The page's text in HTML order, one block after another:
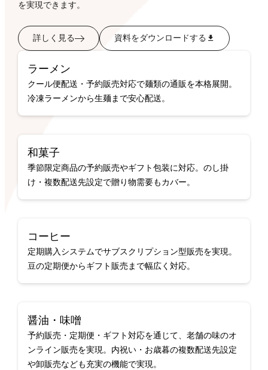
を実現できます。
詳しく見る 資料をダウンロードする
ラーメン
クール便配送・予約販売対応で麺類の通販を本格展開。
冷凍ラーメンから生麺まで安心配送。
和菓子
季節限定商品の予約販売やギフト包装に対応。のし掛
け・複数配送先設定で贈り物需要もカバー。
コーヒー
定期購入システムでサブスクリプション型販売を実現。
豆の定期便からギフト販売まで幅広く対応。
醤油・味噌
予約販売・定期便・ギフト対応を通じて、老舗の味のオ
ンライン販売を実現。内祝い・お歳暮の複数配送先設定
や卸販売なども充実の機能で実現。